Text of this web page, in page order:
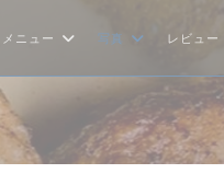
メニュー 写真 レビュー